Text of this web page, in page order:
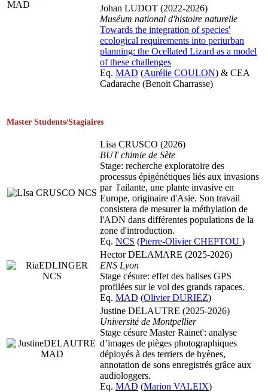
Johan LUDOT (2022-2026)
Muséum national d'histoire naturelle
Towards the integration of species'
ecological requirements into periurban
planning: the Ocellated Lizard as a model
of these challenges
Eq. MAD (Aurélie COULON) & CEA
Cadarache (Benoit Charrasse)
Master Students/Stagiaires
Lisa CRUSCO (2026)
BUT chimie de Sète
Stage: recherche exploratoire des
processus épigénétiques liés aux invasions
par l'ailante, une plante invasive en
Europe, originaire d'Asie. Son travail
consistera de mesurer la méthylation de
l'ADN dans différentes populations de la
zone d'introduction.
Eq. NCS (Pierre-Olivier CHEPTOU )
Hector DELAMARE (2025-2026)
ENS Lyon
Stage césure: effet des balises GPS
profilées sur le vol des grands rapaces.
Eq. MAD (Olivier DURIEZ)
Justine DELAUTRE (2025-2026)
Université de Montpellier
Stage césure Master Rainet': analyse
d’images de pièges photographiques
déployés à des terriers de hyènes,
annotation de sons enregistrés grâce aux
audiologgers.
Eq. MAD (Marion VALEIX)